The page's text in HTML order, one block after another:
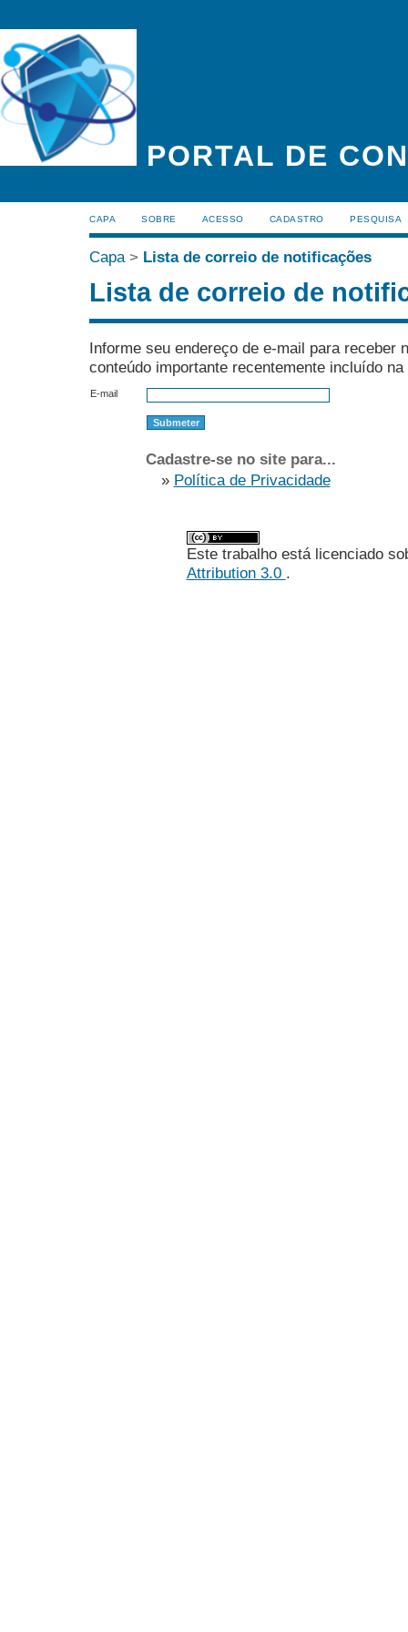
PORTAL DE
CAPA SOBRE ACESSO CADASTRO PESQUISA
Capa> Lista de correio de notificações
Lista de correio de
Informe seu endereço de e-mail para receber
conteúdo importante recentemente incluído
E-mail
Cadastre-se no site para...
» Política de Privacidade
Este trabalho está licenciado
Attribution 3.0 .